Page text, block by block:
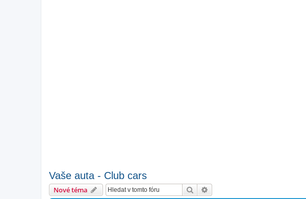
Vaše auta - Club cars
Nové téma Hledat